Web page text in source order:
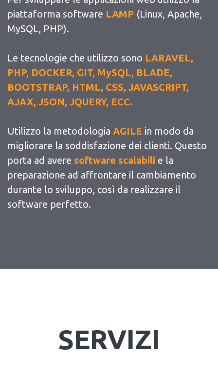
piattaforma software LAMP (Linux, Apache,
MySQL, PHP).
Le tecnologie che utilizzo sono LARAVEL,
PHP, DOCKER, GIT, MySQL, BLADE,
BOOTSTRAP, HTML, CSS, JAVASCRIPT,
AJAX, JSON, JQUERY, ECC.
Utilizzo la metodologia AGILE in modo da
migliorare la soddisfazione dei clienti. Questo
porta ad avere software scalabili e la
preparazione ad affrontare il cambiamento
durante lo sviluppo, così da realizzare il
software perfetto.
SERVIZI